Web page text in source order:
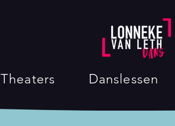
Theaters Danslessen